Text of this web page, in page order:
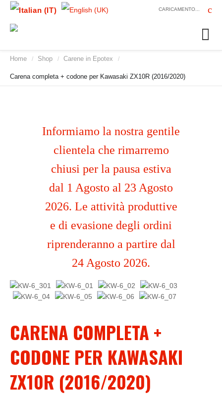
CARICAMENTO...
Home / Shop / Carene in Epotex /
Carena completa + codone per Kawasaki ZX10R (2016/2020)
Informiamo la nostra gentile
clientela che rimarremo
chiusi per la pausa estiva
dal 1 Agosto al 23 Agosto
2026. Le attività produttive
e di evasione degli ordini
riprenderanno a partire dal
24 Agosto 2026.
CARENA COMPLETA +
CODONE PER KAWASAKI
ZX10R (2016/2020)